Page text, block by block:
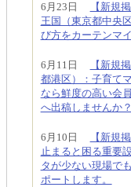
6月23日
【新規
王国（東京都中央
び方をカーテンマ
6月11日
【新規
都港区）：子育て
なら鮮度の高い会
へ出稿しませんか？
6月10日
【新規
止まると困る重要
タが少ない現場で
ポートします。